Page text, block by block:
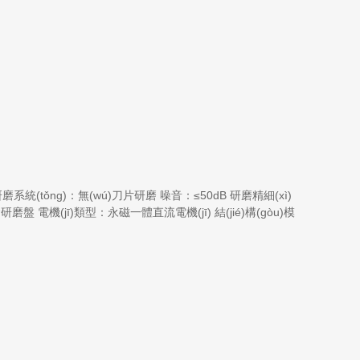
系統(tǒng)：無(wú)刀片研磨 噪音：≤50dB 研磨精細(xì)
磨盤 電機(jī)類型：永磁一體直流電機(jī) 結(jié)構(gòu)模